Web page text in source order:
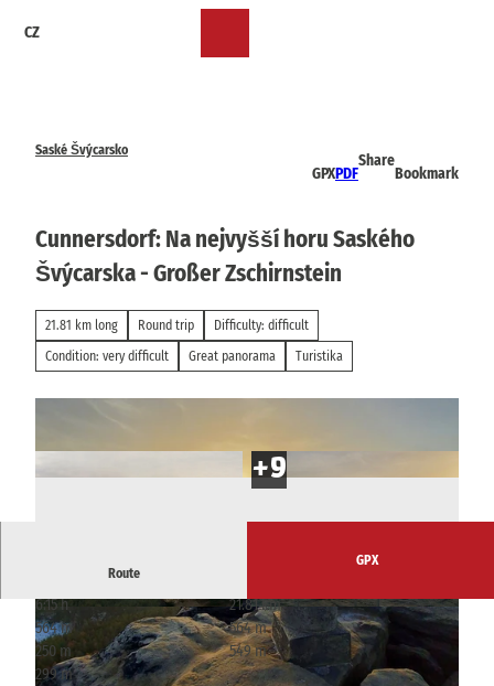
CZ
Saské Švýcarsko
GPXPDF
Share
Bookmark
Cunnersdorf: Na nejvyšší horu Saského
Švýcarska - Großer Zschirnstein
21.81 km long Round trip
Difficulty: difficult
Condition: very difficult
Great panorama Turistika
© Alrun Flechsig © Alrun Flechsig
Route
GPX
6:15 h
21.81 km
564 m
564 m
250 m
549 m
299 m